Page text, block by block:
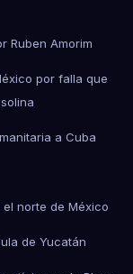
Ruben Amorim
por falla que
a Cuba
norte de México
de Yucatán